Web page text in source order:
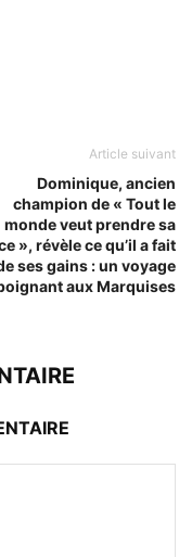
Article suivant
Dominique, ancien
champion de « Tout le
monde veut prendre sa
», révèle ce qu’il a fait
ses gains : un voyage
aux Marquises